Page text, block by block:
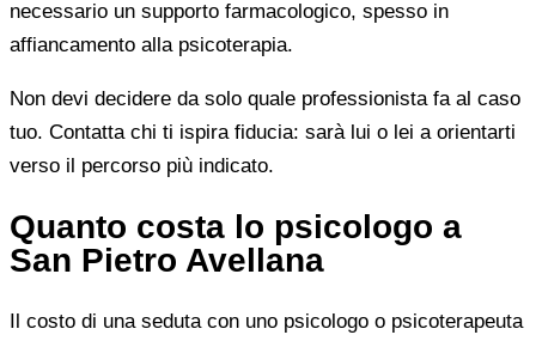
necessario un supporto farmacologico, spesso in
affiancamento alla psicoterapia.
Non devi decidere da solo quale professionista fa al caso
tuo. Contatta chi ti ispira fiducia: sarà lui o lei a orientarti
verso il percorso più indicato.
Quanto costa lo psicologo a
San Pietro Avellana
Il costo di una seduta con uno psicologo o psicoterapeuta